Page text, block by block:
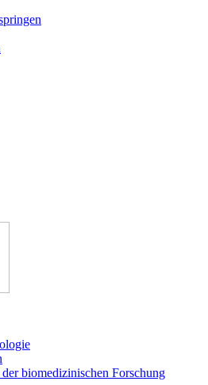
biomedizinischen Forschung